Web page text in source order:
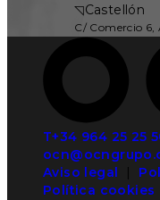
◹Castellón
C/ Comercio 6,
T+34 964 25 25
Aviso legal
Política cookies